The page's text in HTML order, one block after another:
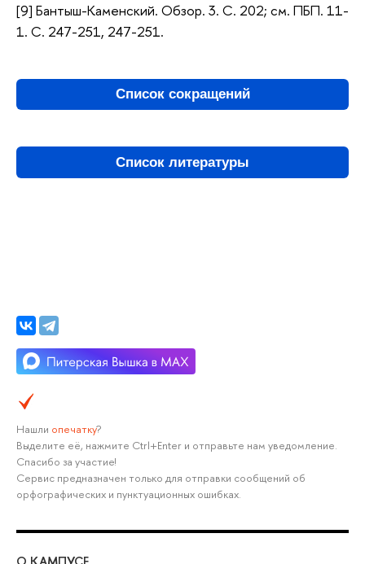
[9] Бантыш-Каменский. Обзор. 3. С. 202; см. ПБП. 11-
1. С. 247-251, 247-251.
Список сокращений
Список литературы
Нашли опечатку?
Выделите её, нажмите Ctrl+Enter и отправьте нам уведомление.
Спасибо за участие!
Сервис предназначен только для отправки сообщений об
орфографических и пунктуационных ошибках.